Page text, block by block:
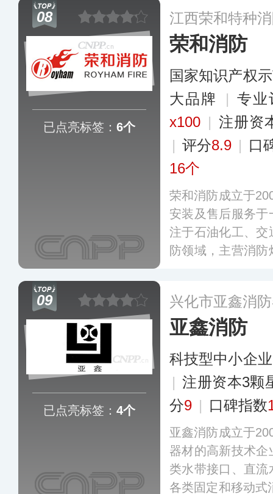
08
已点亮标签： 6个
江西荣和特种
荣和消防
国家知识产权
大品牌
| 专
x100 | 注册资
| 评分8.9 | 口
16个
荣和消防成立于
安装及售后服务
注于石油化工、
防领域，主营消
统等产品。更多
09
已点亮标签： 4个
兴化市亚鑫消
亚鑫消防
科技型中小企业
| 注册资本3颗
分9 | 口碑指数
亚鑫消防成立于
器材的高新技术
类水带接口、直
各类固定和移动式